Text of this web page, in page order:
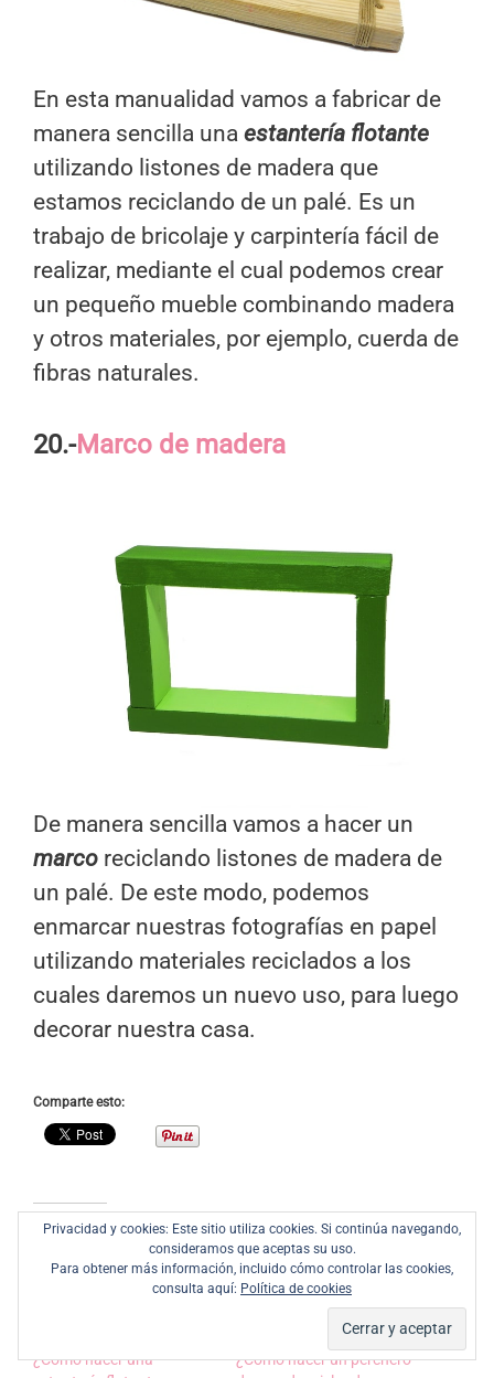
En esta manualidad vamos a fabricar de
manera sencilla una estantería flotante
utilizando listones de madera que
estamos reciclando de un palé. Es un
trabajo de bricolaje y carpintería fácil de
realizar, mediante el cual podemos crear
un pequeño mueble combinando madera
y otros materiales, por ejemplo, cuerda de
fibras naturales.
20.-Marco de madera
De manera sencilla vamos a hacer un
marco reciclando listones de madera de
un palé. De este modo, podemos
enmarcar nuestras fotografías en papel
utilizando materiales reciclados a los
cuales daremos un nuevo uso, para luego
decorar nuestra casa.
Comparte esto:
Relacionado
¿Cómo hacer una
¿Cómo hacer un perchero
Privacidad y cookies: Este sitio utiliza cookies. Si continúa navegando,
consideramos que aceptas su uso.
Para obtener más información, incluido cómo controlar las cookies,
consulta aquí: Política de cookies